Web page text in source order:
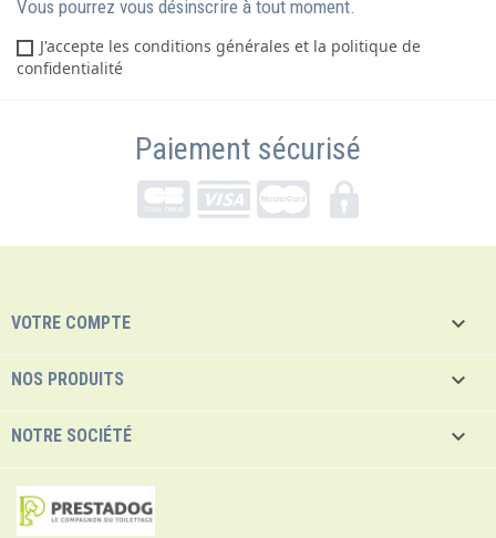
Vous pourrez vous désinscrire à tout moment.
J'accepte les conditions générales et la politique de
confidentialité
Paiement sécurisé
VOTRE COMPTE 
NOS PRODUITS 
NOTRE SOCIÉTÉ 